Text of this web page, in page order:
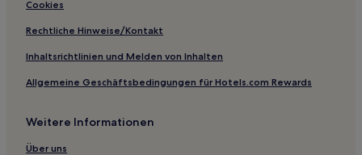
4-Sterne-Hotels in Les Meravelles
Les Meravelles Hotels
Aparthotels in Son Parc
Hostels in Santa Eulària des Riu
Villen in Fornalutx
3-Sterne-Hotels in Felanitx
Cookies
Rechtliche Hinweise/Kontakt
Inhaltsrichtlinien und Melden von Inhalten
Allgemeine Geschäftsbedingungen für Hotels.com Rewards
Weitere Informationen
Über uns